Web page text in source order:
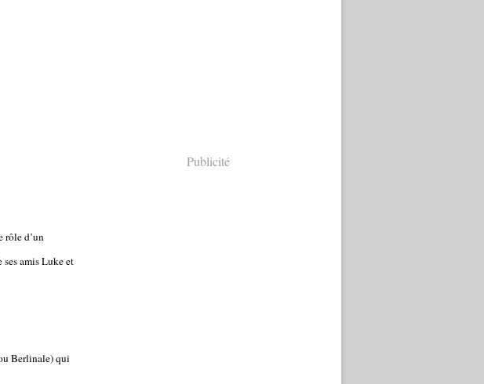
rôle d’un
amis Luke et
Berlinale) qui
Publicité